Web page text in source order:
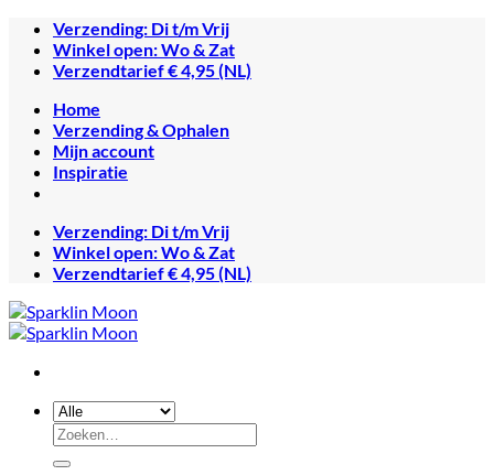
naar
inhoud
Verzending: Di t/m Vrij
Winkel open: Wo & Zat
Verzendtarief € 4,95 (NL)
Home
Verzending & Ophalen
Mijn account
Inspiratie
Verzending: Di t/m Vrij
Winkel open: Wo & Zat
Verzendtarief € 4,95 (NL)
Zoeken
naar: